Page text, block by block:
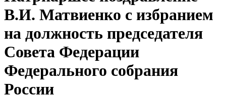
В.И. Матвиенко с избранием
на должность председателя
Совета Федерации
Федерального собрания
России